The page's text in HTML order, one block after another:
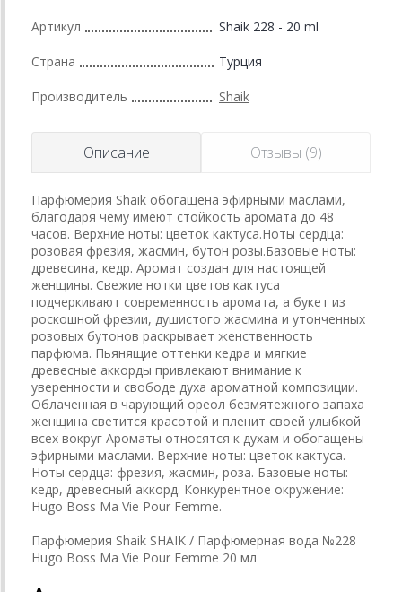
Артикул Shaik 228 - 20 ml
Страна Турция
Производитель Shaik
Описание Отзывы (9)
Парфюмерия Shaik обогащена эфирными маслами,
благодаря чему имеют стойкость аромата до 48
часов. Верхние ноты: цветок кактуса.Ноты сердца:
розовая фрезия, жасмин, бутон розы.Базовые ноты:
древесина, кедр. Аромат создан для настоящей
женщины. Свежие нотки цветов кактуса
подчеркивают современность аромата, а букет из
роскошной фрезии, душистого жасмина и утонченных
розовых бутонов раскрывает женственность
парфюма. Пьянящие оттенки кедра и мягкие
древесные аккорды привлекают внимание к
уверенности и свободе духа ароматной композиции.
Облаченная в чарующий ореол безмятежного запаха
женщина светится красотой и пленит своей улыбкой
всех вокруг Ароматы относятся к духам и обогащены
эфирными маслами. Верхние ноты: цветок кактуса.
Ноты сердца: фрезия, жасмин, роза. Базовые ноты:
кедр, древесный аккорд. Конкурентное окружение:
Hugo Boss Ma Vie Pour Femme.
Парфюмерия Shaik SHAIK / Парфюмерная вода №228
Hugo Boss Ma Vie Pour Femme 20 мл